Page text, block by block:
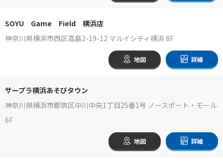
SOYU Game Field 横浜店
神奈川県横浜市西区高島2-19-12 マルイシティ横浜 8F
地図 詳細
サープラ横浜あそびタウン
神奈川県横浜市都筑区中川中央1丁目25番1号 ノースポート・モール
6F
地図 詳細